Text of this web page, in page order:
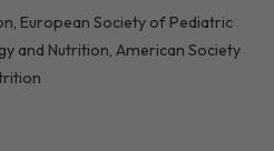
European Society of Pediatric
and Nutrition, American Society